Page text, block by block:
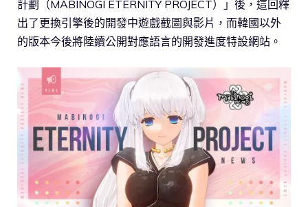
計劃（MABINOGI ETERNITY PROJECT）」後，這回釋
出了更換引擎後的開發中遊戲截圖與影片，而韓國以外
的版本今後將陸續公開對應語言的開發進度特設網站。